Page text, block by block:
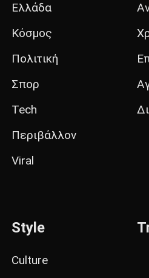
Ελλάδα
Κόσμος
Πολιτική
Σπορ
Tech
Περιβάλλον
Viral
Style
Culture